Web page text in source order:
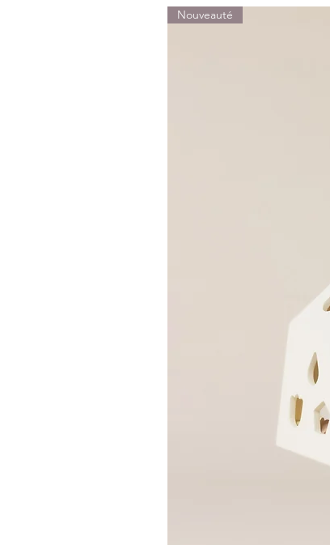
Nouveauté